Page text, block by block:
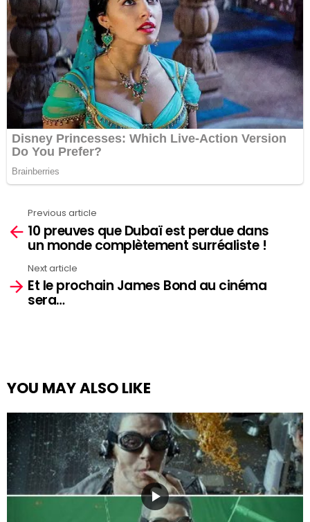
See
more
Previous article
10 preuves que Dubaï est perdue dans
un monde complètement surréaliste !
Next article
Et le prochain James Bond au cinéma
sera…
YOU MAY ALSO LIKE